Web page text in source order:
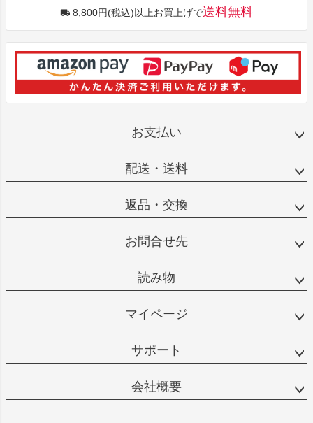
8,800円(税込)以上お買上げで送料無料
お支払い
配送・送料
返品・交換
お問合せ先
読み物
マイページ
サポート
会社概要